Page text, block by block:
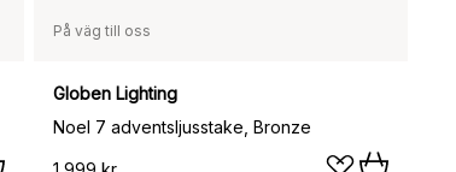
På väg till oss
Globen Lighting
Noel 7 adventsljusstake, Bronze